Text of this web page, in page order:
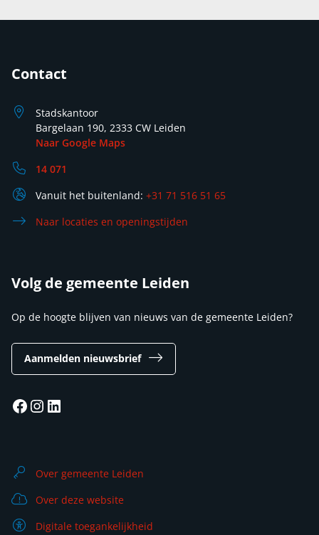
Contact
Stadskantoor
Bargelaan 190, 2333 CW Leiden
Naar Google Maps
14 071
Vanuit het buitenland: +31 71 516 51 65
Naar locaties en openingstijden
Volg de gemeente Leiden
Op de hoogte blijven van nieuws van de gemeente Leiden?
Aanmelden nieuwsbrief
Facebook
Instagram
LinkedIn
Over gemeente Leiden
Over deze website
Digitale toegankelijkheid